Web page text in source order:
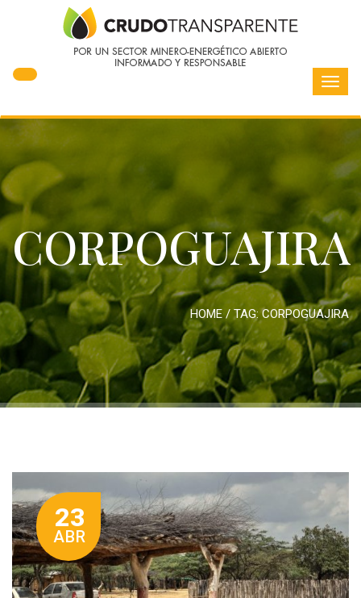
CORPOGUAJIRA
HOME / TAG:CORPOGUAJIRA
23
ABR